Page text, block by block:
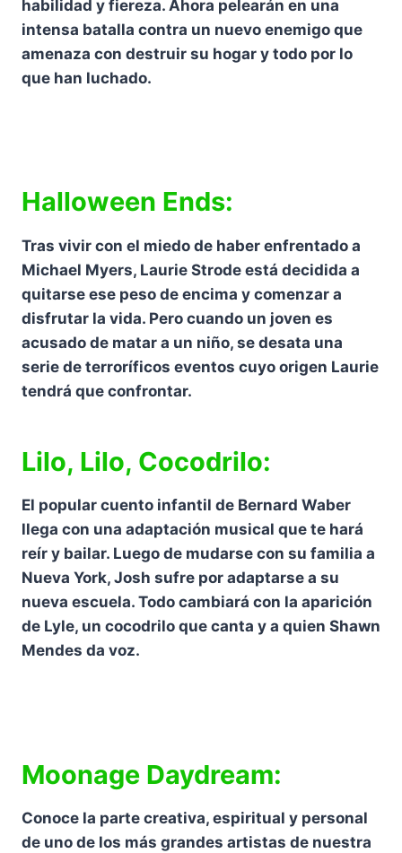
habilidad y fiereza. Ahora pelearán en una
intensa batalla contra un nuevo enemigo que
amenaza con destruir su hogar y todo por lo
que han luchado.
Halloween Ends:
Tras vivir con el miedo de haber enfrentado a
Michael Myers, Laurie Strode está decidida a
quitarse ese peso de encima y comenzar a
disfrutar la vida. Pero cuando un joven es
acusado de matar a un niño, se desata una
serie de terroríficos eventos cuyo origen Laurie
tendrá que confrontar.
Lilo, Lilo, Cocodrilo:
El popular cuento infantil de Bernard Waber
llega con una adaptación musical que te hará
reír y bailar. Luego de mudarse con su familia a
Nueva York, Josh sufre por adaptarse a su
nueva escuela. Todo cambiará con la aparición
de Lyle, un cocodrilo que canta y a quien Shawn
Mendes da voz.
Moonage Daydream:
Conoce la parte creativa, espiritual y personal
de uno de los más grandes artistas de nuestra